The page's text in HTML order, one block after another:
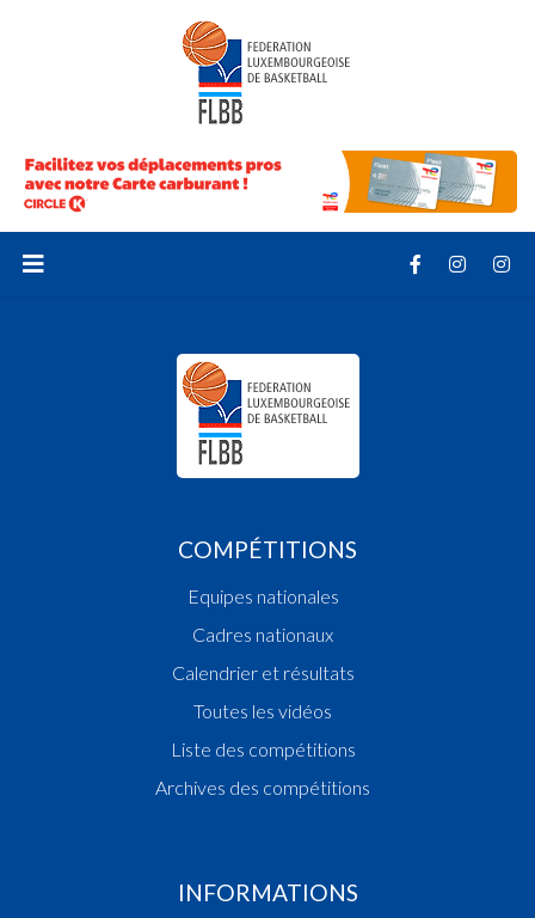
COMPÉTITIONS
Equipes nationales
Cadres nationaux
Calendrier et résultats
Toutes les vidéos
Liste des compétitions
Archives des compétitions
INFORMATIONS